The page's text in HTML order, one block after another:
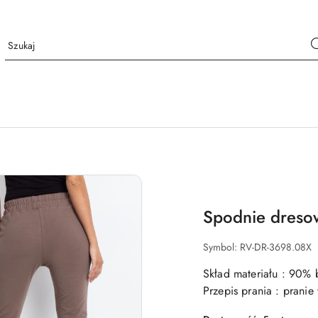
Spodnie
Symbol: RV-DR-3698.08X
Skład materiału : 90%
Przepis prania :